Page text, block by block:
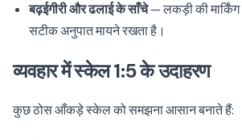
बढ़ईगीरी और ढलाई के साँचे— लकड़ी की
सटीक अनुपात मायने रखता है।
व्यवहार में स्केल 1:5 के उदाहरण
कुछ ठोस आँकड़े स्केल को समझना आसान बनाते हैं: